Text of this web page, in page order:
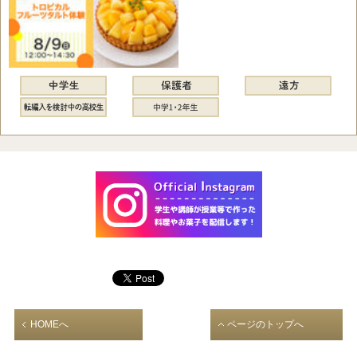
HOMEへ ページのトップへ